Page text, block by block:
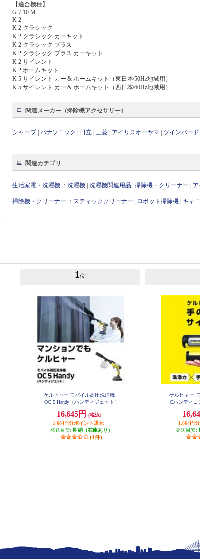
【適合機種】
G 7.10 M
K 2
K 2 クラシック
K 2 クラシック カーキット
K 2 クラシック プラス
K 2 クラシック プラス カーキット
K 2 サイレント
K 2 ホームキット
K 5 サイレント カー & ホームキット（東日本/50Hz地域用）
K 5 サイレント カー & ホームキット（西日本/60Hz地域用）
関連メーカー（掃除機アクセサリー）
シャープ|パナソニック 日立 |三菱 アイリスオーヤマ ツインバード
関連カテゴリ
生活家電・洗濯機 ：洗濯機 |洗濯機関連用品 |掃除機・クリーナー ア
掃除機・クリーナー ： スティッククリーナー ロボット掃除機 キャ
1 位
ケルヒャー モバイル高圧洗浄機
OC 5 Handy（ハンディジェット）
16,645円
(税込)
1,664円分ポイント還元
発送目安: 即納（在庫あり）
(4件)
ケルヒャー
Cハンディコ
1,664円
発送目安: